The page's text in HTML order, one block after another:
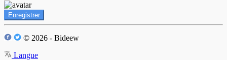
Enregistrer
© 2026 - Bideew
Langue